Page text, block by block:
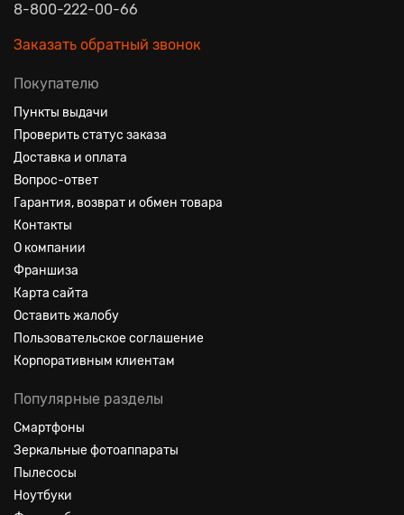
8-800-222-00-66
Заказать обратный звонок
Покупателю
Пункты выдачи
Проверить статус заказа
Доставка и оплата
Вопрос-ответ
Гарантия, возврат и обмен товара
Контакты
О компании
Франшиза
Карта сайта
Оставить жалобу
Пользовательское соглашение
Корпоративным клиентам
Популярные разделы
Смартфоны
Зеркальные фотоаппараты
Пылесосы
Ноутбуки